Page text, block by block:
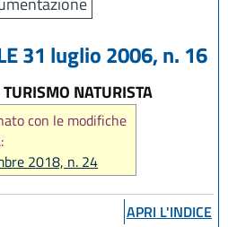
31 luglio 2006, n. 16
NATURISTA
con le modifiche
2018, n. 24
APRI L'INDICE